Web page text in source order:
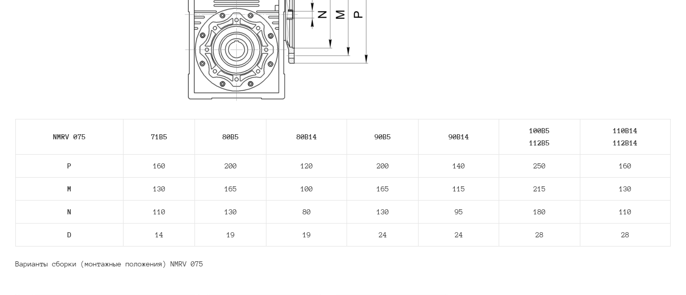
NMRV 075 71В5 80В5 80В14 90В5 90В14
100B5
112В5
110B14
112В14
P 160 200 120 200 140 250 160
M 130 165 100 165 115 215 130
N 110 130 80 130 95 180 110
D 14 19 19 24 24 28 28
Варианты сборки (монтажные положения) NMRV 075